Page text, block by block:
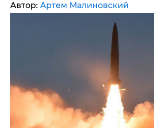
Автор: Артем Малиновский